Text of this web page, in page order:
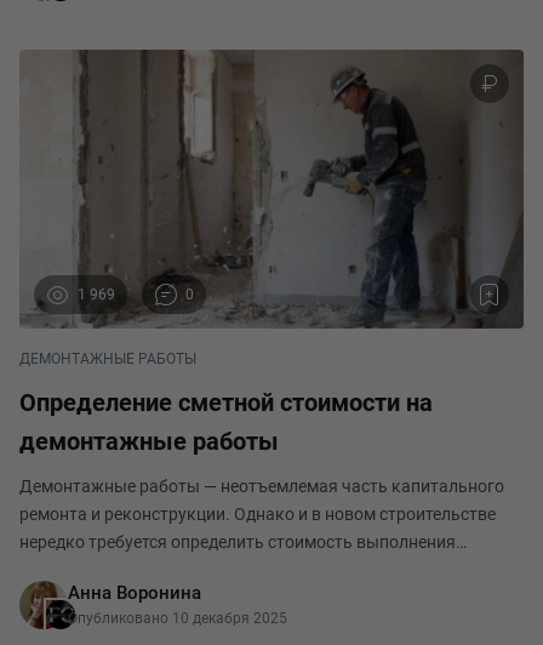
1 969 0
ДЕМОНТАЖНЫЕ РАБОТЫ
Определение сметной стоимости на
демонтажные работы
Демонтажные работы — неотъемлемая часть капитального
ремонта и реконструкции. Однако и в новом строительстве
нередко требуется определить стоимость выполнения
зданий или сооружения. Сегодня познакомимся
Анна Воронина
Опубликовано 10 декабря 2025